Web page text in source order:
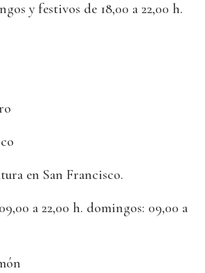
y festivos de 18,00 a 22,00 h.
en San Francisco.
a 22,00 h. domingos: 09,00 a